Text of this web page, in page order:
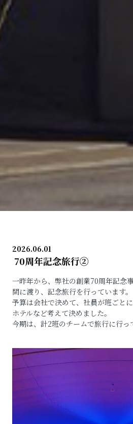
2026.06.01
70周年記念旅行②
一昨年から、弊社の創業70周年記念
間に渡り、記念旅行を行っています。
予算は会社で決めて、社員が班ごと
ホテルなど考えて決めました。
今期は、計2班のチームで旅行に行っ